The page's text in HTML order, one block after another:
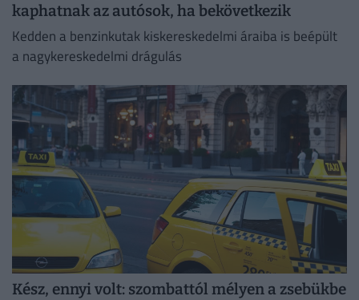
kaphatnak az autósok, ha bekövetkezik
Kedden a benzinkutak kiskereskedelmi áraiba is beépült
a nagykereskedelmi drágulás
Kész, ennyi volt: szombattól mélyen a zsebükbe